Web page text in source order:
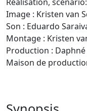
Image : Kristen van
Son : Eduardo
Montage : Kristen
Production : Daphné
Maison de